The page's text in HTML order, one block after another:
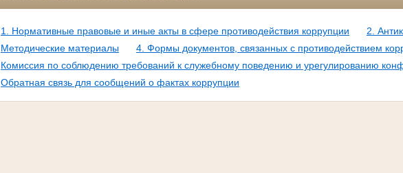
1. Нормативные правовые и иные акты в сфере противодействия коррупции 2.
Методические материалы
4. Формы документов, связанных с противодействием
Комиссия по соблюдению требований к служебному поведению и урегулированию
Обратная связь для сообщений о фактах коррупции